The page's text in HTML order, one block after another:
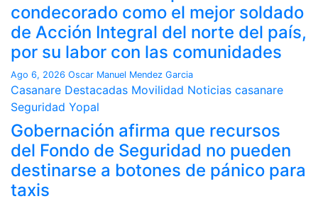
condecorado como el mejor soldado
de Acción Integral del norte del país,
por su labor con las comunidades
Ago 6, 2026 Oscar Manuel Mendez Garcia
Casanare Destacadas Movilidad Noticias casanare
Seguridad Yopal
Gobernación afirma que recursos
del Fondo de Seguridad no pueden
destinarse a botones de pánico para
taxis